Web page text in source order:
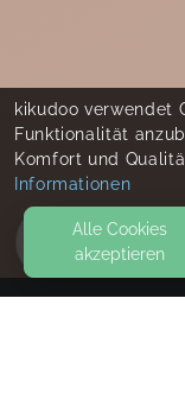
kikudoo verwendet
Funktionalität
Komfort und
Informationen
Alle Cookies
akzeptieren